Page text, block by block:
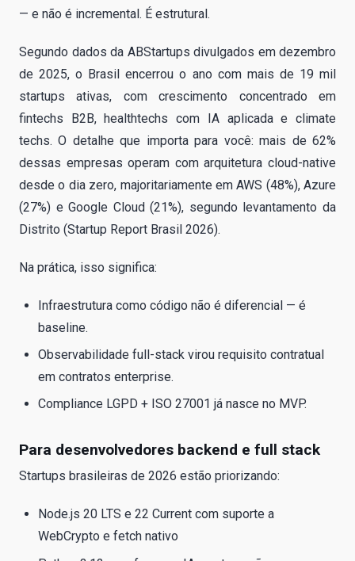
— e não é incremental. É estrutural.
Segundo dados da ABStartups divulgados em dezembro
de 2025, o Brasil encerrou o ano com mais de 19 mil
startups ativas, com crescimento concentrado em
fintechs B2B, healthtechs com IA aplicada e climate
techs. O detalhe que importa para você: mais de 62%
dessas empresas operam com arquitetura cloud-native
desde o dia zero, majoritariamente em AWS (48%), Azure
(27%) e Google Cloud (21%), segundo levantamento da
Distrito (Startup Report Brasil 2026).
Na prática, isso significa:
Infraestrutura como código não é diferencial — é
baseline.
Observabilidade full-stack virou requisito contratual
em contratos enterprise.
Compliance LGPD + ISO 27001 já nasce no MVP.
Para desenvolvedores backend e full stack
Startups brasileiras de 2026 estão priorizando:
Node.js 20 LTS e 22 Current com suporte a
WebCrypto e fetch nativo